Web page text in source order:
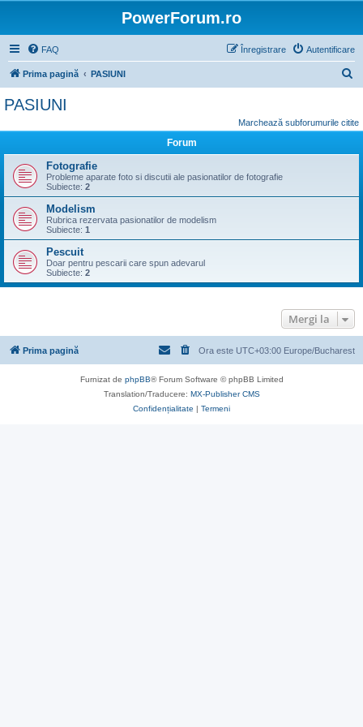
PowerForum.ro
FAQ Autentificare
Înregistrare
Prima pagină PASIUNI
t
PASIUNI
Marchează subforumurile citite
Forum
Fotografie
Probleme aparate foto si discutii ale pasionatilor de fotografie
Subiecte: 2
Modelism
Rubrica rezervata pasionatilor de modelism
Subiecte: 1
Pescuit
Doar pentru pescarii care spun adevarul
Subiecte: 2
Mergi la
Prima pagină Ora este UTC+03:00 Europe/Bucharest
Furnizat de phpBB® Forum Software © phpBB Limited
Translation/Traducere: MX-Publisher CMS
Confidențialitate | Termeni